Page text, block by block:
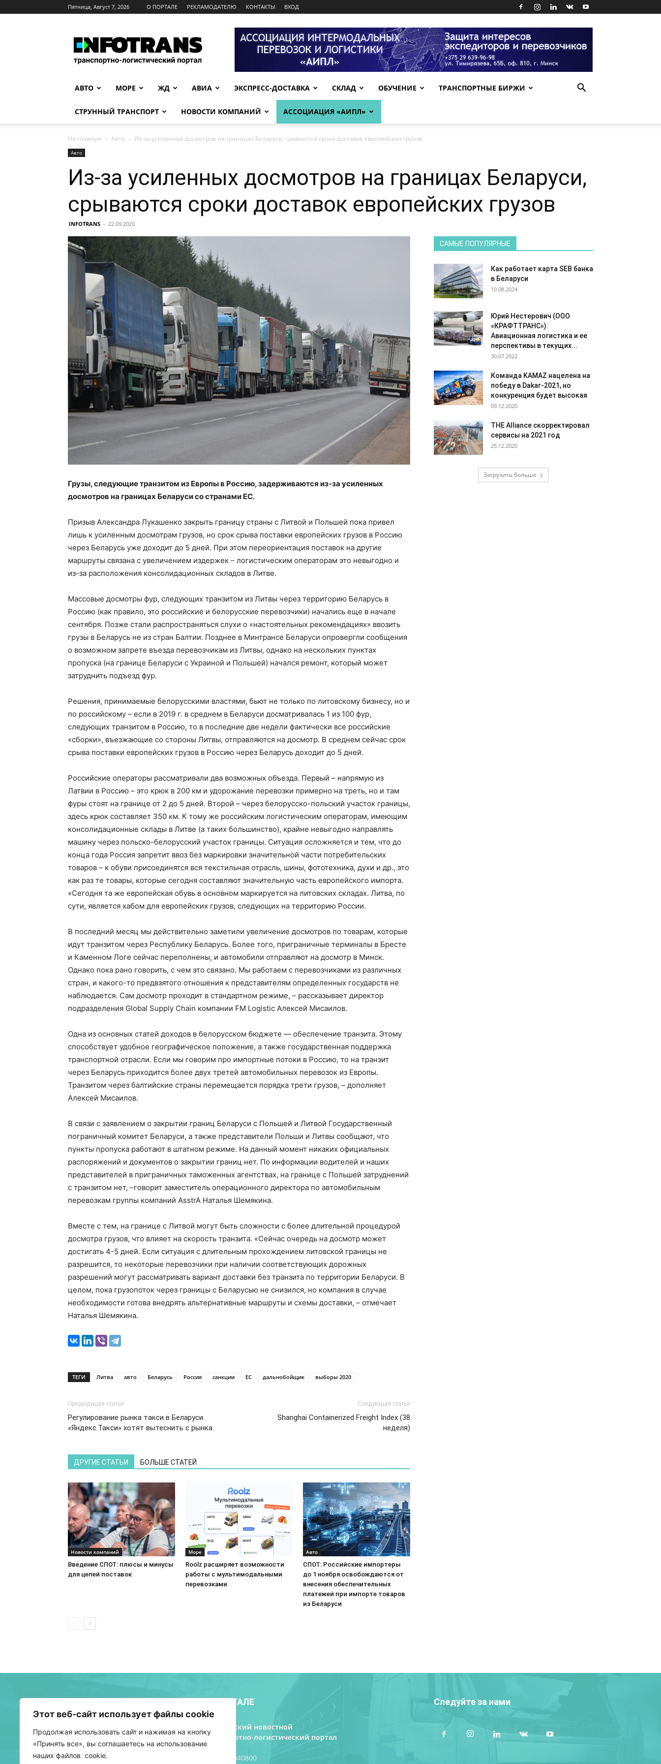
Этот веб-сайт использует файлы cookie
Продолжая использовать сайт и нажимая на кнопку
«Принять все», вы соглашаетесь на использование
наших файлов cookie.
Пятница, Август 7, 2026 О ПОРТАЛЕ РЕКЛАМОДАТЕЛЮ КОНТАКТЫ ВХОД
АВТО МОРЕ ЖД АВИА ЭКСПРЕСС-ДОСТАВКА СКЛАД ОБУЧЕНИЕ ТРАНСПОРТНЫЕ БИРЖИ
СТРУННЫЙ ТРАНСПОРТ НОВОСТИ КОМПАНИЙ АССОЦИАЦИЯ «АИПЛ»
На главную Авто Из-за усиленных досмотров на границах Беларуси, срываются сроки доставок европейских грузов
Авто
Из-за усиленных досмотров на границах Беларуси,
срываются сроки доставок европейских грузов
INFOTRANS - 22.09.2020
Грузы, следующие транзитом из Европы в Россию, задерживаются из-за усиленных
досмотров на границах Беларуси со странами ЕС.
Призыв Александра Лукашенко закрыть границу страны с Литвой и Польшей пока привел
лишь к усиленным досмотрам грузов, но срок срыва поставки европейских грузов в Россию
через Беларусь уже доходит до 5 дней. При этом переориентация поставок на другие
маршруты связана с увеличением издержек – логистическим операторам это невыгодно и
из-за расположения консолидационных складов в Литве.
Массовые досмотры фур, следующих транзитом из Литвы через территорию Беларусь в
Россию (как правило, это российские и белорусские перевозчики) начались еще в начале
сентября. Позже стали распространяться слухи о «настоятельных рекомендациях» ввозить
грузы в Беларусь не из стран Балтии. Позднее в Минтрансе Беларуси опровергли сообщения
о возможном запрете въезда перевозчикам из Литвы, однако на нескольких пунктах
пропуска (на границе Беларуси с Украиной и Польшей) начался ремонт, который может
затруднить подъезд фур.
Решения, принимаемые белорусскими властями, бьют не только по литовскому бизнесу, но и
по российскому – если в 2019 г. в среднем в Беларуси досматривалась 1 из 100 фур,
следующих транзитом в Россию, то в последние две недели фактически все российские
«сборки», въезжающие со стороны Литвы, отправляются на досмотр. В среднем сейчас срок
срыва поставки европейских грузов в Россию через Беларусь доходит до 5 дней.
Российские операторы рассматривали два возможных объезда. Первый – напрямую из
Латвии в Россию – это крюк в 200 км и удорожание перевозки примерно на треть, но и там
фуры стоят на границе от 2 до 5 дней. Второй – через белорусско-польский участок границы,
здесь крюк составляет 350 км. К тому же российским логистическим операторам, имеющим
консолидационные склады в Литве (а таких большинство), крайне невыгодно направлять
машину через польско-белорусский участок границы. Ситуация осложняется и тем, что до
конца года Россия запретит ввоз без маркировки значительной части потребительских
товаров – к обуви присоединятся вся текстильная отрасль, шины, фототехника, духи и др., это
как раз те товары, которые сегодня составляют значительную часть европейского импорта.
«Сегодня та же европейская обувь в основном маркируется на литовских складах. Литва, по
сути, является хабом для европейских грузов, следующих на территорию России.
В последний месяц мы действительно заметили увеличение досмотров по товарам, которые
идут транзитом через Республику Беларусь. Более того, приграничные терминалы в Бресте
и Каменном Логе сейчас переполнены, и автомобили отправляют на досмотр в Минск.
Однако пока рано говорить, с чем это связано. Мы работаем с перевозчиками из различных
стран, и какого-то предвзятого отношения к представителям определенных государств не
наблюдается. Сам досмотр проходит в стандартном режиме, – рассказывает директор
подразделения Global Supply Chain компании FM Logistic Алексей Мисаилов.
Одна из основных статей доходов в белорусском бюджете — обеспечение транзита. Этому
способствует удобное географическое положение, а также государственная поддержка
транспортной отрасли. Если мы говорим про импортные потоки в Россию, то на транзит
через Беларусь приходится более двух третей автомобильных перевозок из Европы.
Транзитом через балтийские страны перемещается порядка трети грузов, – дополняет
Алексей Мисаилов.
В связи с заявлением о закрытии границ Беларуси с Польшей и Литвой Государственный
пограничный комитет Беларуси, а также представители Польши и Литвы сообщают, что
пункты пропуска работают в штатном режиме. На данный момент никаких официальных
распоряжений и документов о закрытии границ нет. По информации водителей и наших
представителей в приграничных таможенных агентствах, на границе с Польшей затруднений
с транзитом нет, –говорит заместитель операционного директора по автомобильным
перевозкам группы компаний AsstrA Наталья Шемякина.
Вместе с тем, на границе с Литвой могут быть сложности с более длительной процедурой
досмотра грузов, что влияет на скорость транзита. «Сейчас очередь на досмотр может
достигать 4-5 дней. Если ситуация с длительным прохождением литовской границы не
разрешится, то некоторые перевозчики при наличии соответствующих дорожных
разрешений могут рассматривать вариант доставки без транзита по территории Беларуси. В
целом, пока грузопоток через границы с Беларусью не снизился, но компания в случае
необходимости готова внедрять альтернативные маршруты и схемы доставки, – отмечает
Наталья Шемякина.
ТЕГИ Литва авто Беларусь Россия санкции ЕС дальнобойщик выборы 2020
Предыдущая статья
Регулирование рынка такси в Беларуси.
«Яндекс.Такси» хотят вытеснить с рынка
Следующая статья
Shanghai Containerized Freight Index (38
неделя)
ДРУГИЕ СТАТЬИ БОЛЬШЕ СТАТЕЙ
Новости компаний
Введение СПОТ: плюсы и минусы
для цепей поставок
Море
Roolz расширяет возможности
работы с мультимодальными
перевозками
Авто
СПОТ: Российские импортеры
до 1 ноября освобождаются от
внесения обеспечительных
платежей при импорте товаров
из Беларуси
САМЫЕ ПОПУЛЯРНЫЕ
Как работает карта SEB банка
в Беларуси
10.08.2024
Юрий Нестерович (ООО
«КРАФТТРАНС»):
Авиационная логистика и ее
перспективы в текущих...
30.07.2022
Команда KAMAZ нацелена на
победу в Dakar-2021, но
конкуренция будет высокая
09.12.2020
THE Alliance скорректировал
сервисы на 2021 год
25.12.2020
Загрузить больше
О ПОРТАЛЕ
Белорусский новостной
транспортно-логистический портал
УНП 193040800
Следуйте за нами